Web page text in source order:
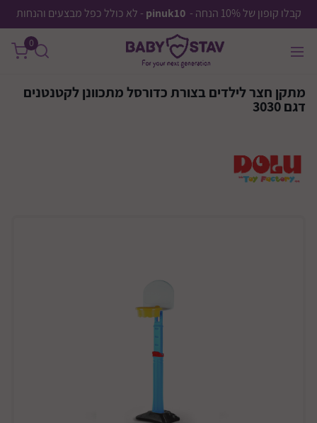
קבלו קופון של 10% הנחה - pinuk10 - לא כולל כפל מבצעים והנחות
0
מתקן חצר לילדים בצורת כדורסל מתכוונן לקטנטנים
דגם 3030